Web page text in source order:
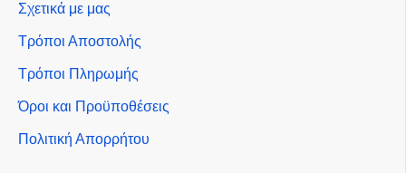
Σχετικά με μας
Τρόποι Αποστολής
Τρόποι Πληρωμής
Όροι και Προϋποθέσεις
Πολιτική Απορρήτου